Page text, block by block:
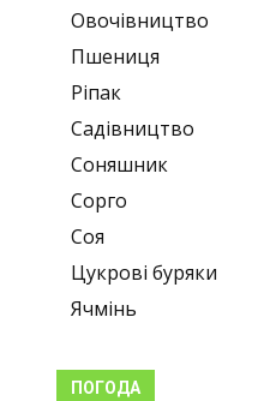
Овочівництво
Пшениця
Ріпак
Садівництво
Соняшник
Сорго
Соя
Цукрові буряки
Ячмінь
ПОГОДА